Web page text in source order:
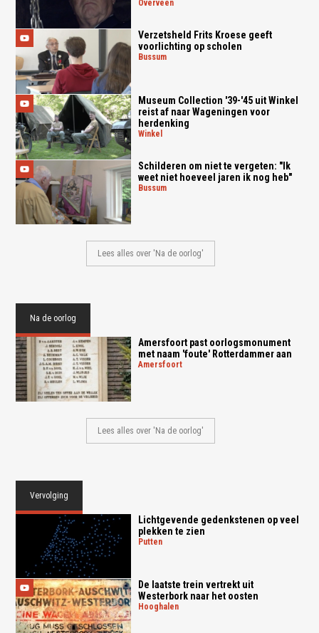
overveen
Verzetsheld Frits Kroese geeft
voorlichting op scholen
bussum
Museum Collection '39-'45 uit Winkel
reist af naar Wageningen voor
herdenking
winkel
Schilderen om niet te vergeten: "Ik
weet niet hoeveel jaren ik nog heb"
bussum
Lees alles over 'Na de oorlog'
Na de oorlog
Amersfoort past oorlogsmonument
met naam 'foute' Rotterdammer aan
amersfoort
Lees alles over 'Na de oorlog'
Vervolging
Lichtgevende gedenkstenen op veel
plekken te zien
putten
De laatste trein vertrekt uit
Westerbork naar het oosten
hooghalen